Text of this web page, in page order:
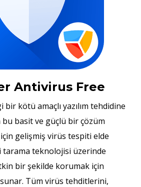
Antivirus Free
bir kötü amaçlı yazılım tehdidine
bu basit ve güçlü bir çözüm
için gelişmiş virüs tespiti elde
tarama teknolojisi üzerinde
etkin bir şekilde korumak için
Tüm virüs tehditlerini,